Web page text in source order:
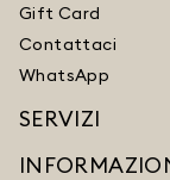
Gift Card
Contattaci
WhatsApp
SERVIZI